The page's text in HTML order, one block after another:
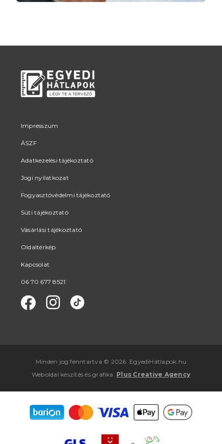
Impresszum
ÁSZF
Adatkezelési tájékoztató
Jogi nyilatkozat
Fogyasztóvédelmi tájékoztató
Süti tájékoztató
Vásárlási tájékoztató
Oldaltérkép
Kapcsolat
06 70 677 8521
Minden jog fenntartva © 2026. EgyediHátlapok.hu
Weboldal készítés ésgrafika : Plus Creative Agency